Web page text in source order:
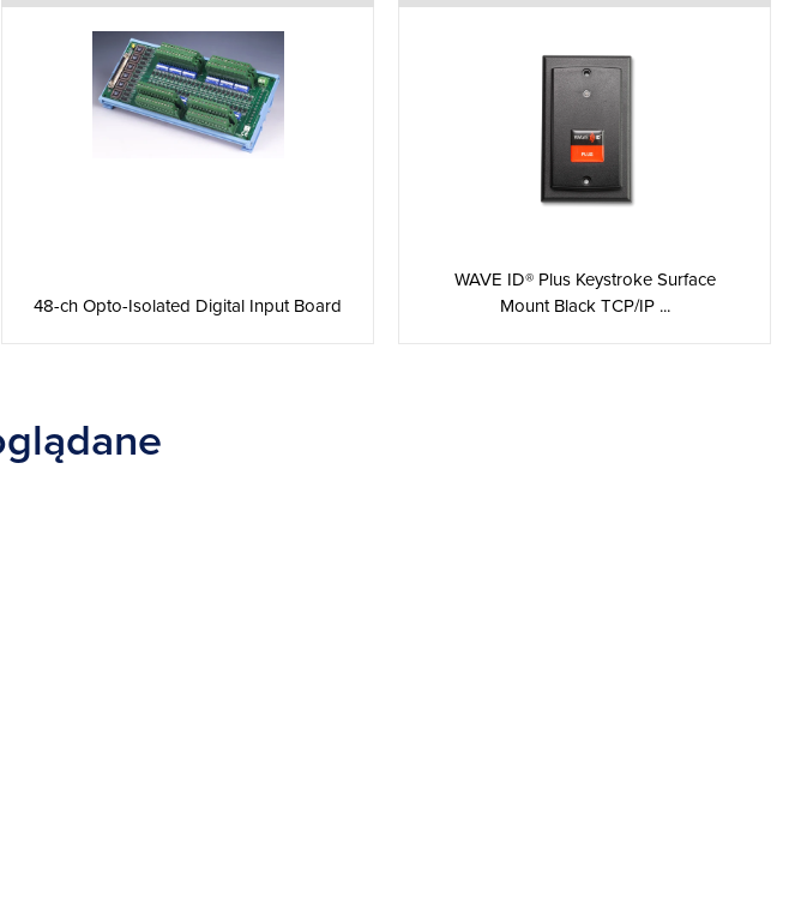
48-ch Opto-Isolated Digital Input Board
WAVE ID® Plus Keystroke Surface
Mount Black TCP/IP ...